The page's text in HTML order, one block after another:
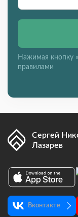
Нажимая кнопку
правилами
Сергей
Лазарев
Вконтакте